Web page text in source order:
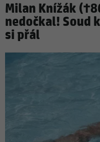
Milan Knížák
nedočkal! Soud
si přál